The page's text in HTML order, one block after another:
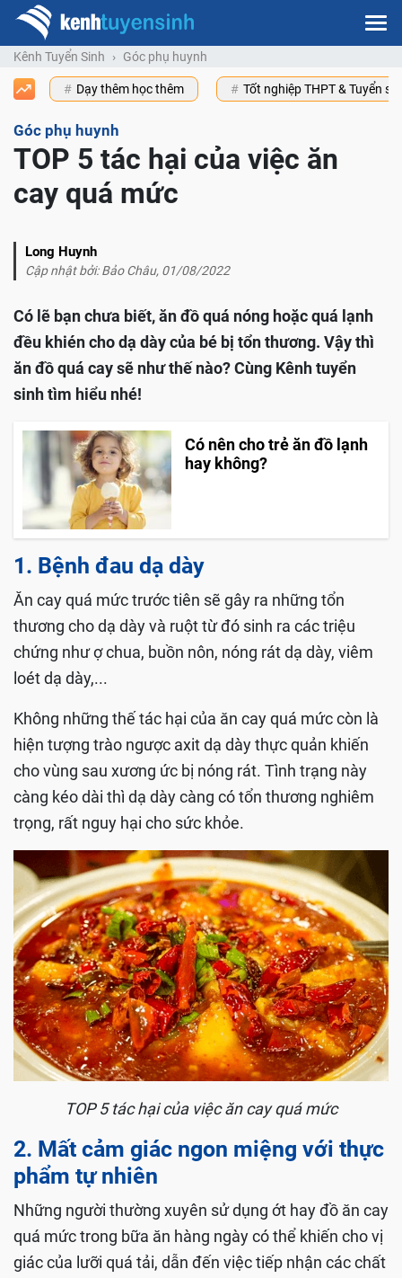
Kênh Tuyển Sinh Góc phụ huynh
Dạy thêm học thêm Tốt nghiệp THPT & Tuyển
Góc phụ huynh
TOP 5 tác hại của việc ăn
cay quá mức
Long Huynh
Cập nhật bởi: Bảo Châu, 01/08/2022
Có lẽ bạn chưa biết, ăn đồ quá nóng hoặc quá lạnh
đều khién cho dạ dày của bé bị tổn thương. Vậy thì
ăn đồ quá cay sẽ như thế nào? Cùng Kênh tuyển
sinh tìm hiểu nhé!
Có nên cho trẻ ăn đồ lạnh
hay không?
1. Bệnh đau dạ dày
Ăn cay quá mức trước tiên sẽ gây ra những tổn
thương cho dạ dày và ruột từ đó sinh ra các triệu
chứng như ợ chua, buồn nôn, nóng rát dạ dày, viêm
loét dạ dày,...
Không những thế tác hại của ăn cay quá mức còn là
hiện tượng trào ngược axit dạ dày thực quản khiến
cho vùng sau xương ức bị nóng rát. Tình trạng này
càng kéo dài thì dạ dày càng có tổn thương nghiêm
trọng, rất nguy hại cho sức khỏe.
TOP 5 tác hại của việc ăn cay quá mức
2. Mất cảm giác ngon miệng với thực
phẩm tự nhiên
Những người thường xuyên sử dụng ớt hay đồ ăn cay
quá mức trong bữa ăn hàng ngày có thể khiến cho vị
giác của lưỡi quá tải, dẫn đến việc tiếp nhận các chất